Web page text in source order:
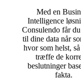
Med en
Intelligence
Consulendo får
til dine data når
hvor som helst,
træffe de
beslutninger
fakta.